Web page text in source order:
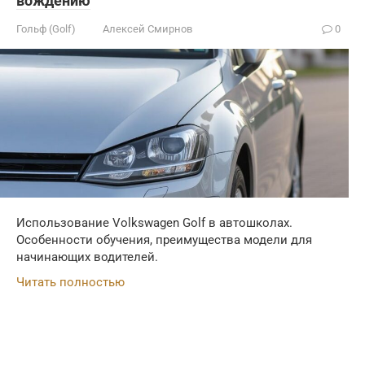
Гольф (Golf) Алексей Смирнов 0
Использование Volkswagen Golf в автошколах.
Особенности обучения, преимущества модели для
начинающих водителей.
Читать полностью